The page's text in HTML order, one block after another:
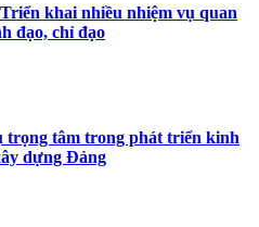
khai nhiều nhiệm vụ quan
đạo, chỉ đạo
trọng tâm trong phát triển kinh
dựng Đảng